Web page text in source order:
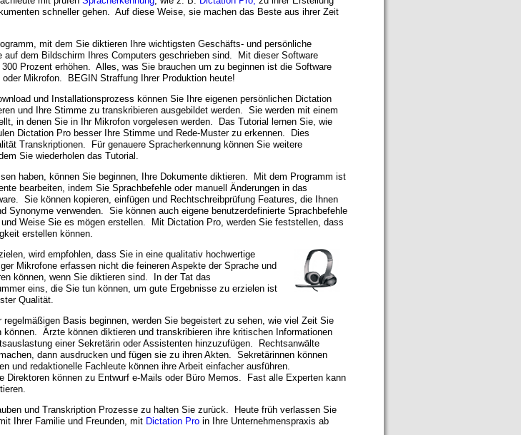
schneller gehen. Auf diese Weise, sie machen das Beste aus ihrer Zeit
mit dem Sie diktieren Ihre wichtigsten Geschäfts- und persönliche
auf dem Bildschirm Ihres Computers geschrieben sind. Mit dieser Software
Prozent erhöhen. Alles, was Sie brauchen um zu beginnen ist die Software
Mikrofon. BEGIN Straffung Ihrer Produktion heute!
und Installationsprozess können Sie Ihre eigenen persönlichen Dictation
und Ihre Stimme zu transkribieren ausgebildet werden. Sie werden mit einem
in denen Sie in Ihr Mikrofon vorgelesen werden. Das Tutorial lernen Sie, wie
Dictation Pro besser Ihre Stimme und Rede-Muster zu erkennen. Dies
Transkriptionen. Für genauere Spracherkennung können Sie weitere
Sie wiederholen das Tutorial.
haben, können Sie beginnen, Ihre Dokumente diktieren. Mit dem Programm ist
bearbeiten, indem Sie Sprachbefehle oder manuell Änderungen in das
Sie können kopieren, einfügen und Rechtschreibprüfung Features, die Ihnen
Synonyme verwenden. Sie können auch eigene benutzerdefinierte Sprachbefehle
Weise Sie es mögen erstellen. Mit Dictation Pro, werden Sie feststellen, dass
erstellen können.
wird empfohlen, dass Sie in eine qualitativ hochwertige
Mikrofone erfassen nicht die feineren Aspekte der Sprache und
können, wenn Sie diktieren sind. In der Tat das
eins, die Sie tun können, um gute Ergebnisse zu erzielen ist
Qualität.
Basis beginnen, werden Sie begeistert zu sehen, wie viel Zeit Sie
können. Ärzte können diktieren und transkribieren ihre kritischen Informationen
einer Sekretärin oder Assistenten hinzuzufügen. Rechtsanwälte
dann ausdrucken und fügen sie zu ihren Akten. Sekretärinnen können
und redaktionelle Fachleute können ihre Arbeit einfacher ausführen.
Direktoren können zu Entwurf e-Mails oder Büro Memos. Fast alle Experten kann
und Transkription Prozesse zu halten Sie zurück. Heute früh verlassen Sie
Ihrer Familie und Freunden, mit Dictation Pro in Ihre Unternehmenspraxis ab